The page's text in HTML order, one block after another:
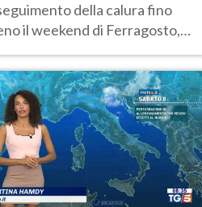
della calura fino
il weekend di Ferragosto,
prossima